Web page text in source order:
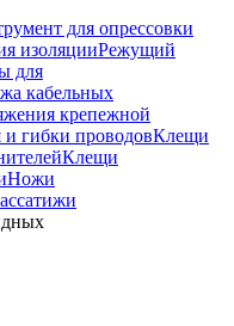
для опрессовки
изоляцииРежущий
для
кабельных
крепежной
гибки проводовКлещи
Клещи
Ножи